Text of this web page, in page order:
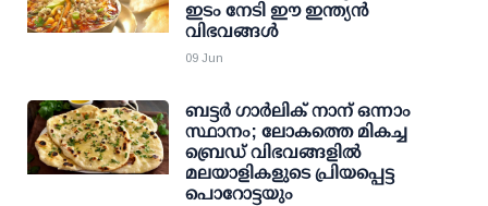
ഇടം നേടി ഈ ഇന്ത്യന്‍
വിഭവങ്ങള്‍
09 Jun
ബട്ടര്‍ ഗാര്‍ലിക് നാന് ഒന്നാം
സ്ഥാനം; ലോകത്തെ മികച്ച
ബ്രെഡ് വിഭവങ്ങളില്‍
മലയാളികളുടെ പ്രിയപ്പെട്ട
പൊറോട്ടയും